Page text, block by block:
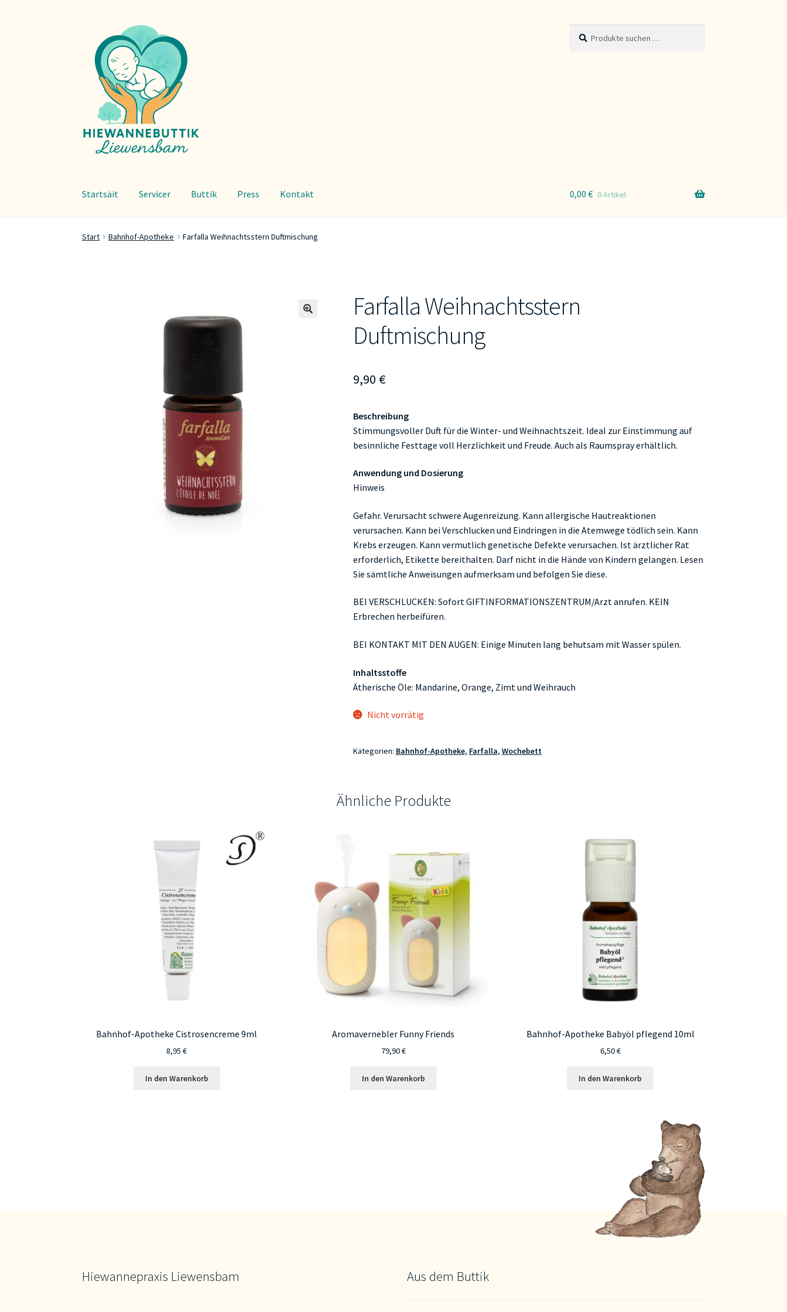
Navigation
springen
Inhalt
springen
nach:
Startsäit Servicer Buttik Press Kontakt 0,00 € 0 Artikel
Start Bahnhof-Apotheke Farfalla Weihnachtsstern Duftmischung
Farfalla Weihnachtsstern
Duftmischung
9,90 €
Beschreibung
Stimmungsvoller Duft für die Winter- und Weihnachtszeit. Ideal zur Einstimmung auf
besinnliche Festtage voll Herzlichkeit und Freude. Auch als Raumspray erhältlich.
Anwendung und Dosierung
Hinweis
Gefahr. Verursacht schwere Augenreizung. Kann allergische Hautreaktionen
verursachen. Kann bei Verschlucken und Eindringen in die Atemwege tödlich sein. Kann
Krebs erzeugen. Kann vermutlich genetische Defekte verursachen. Ist ärztlicher Rat
erforderlich, Etikette bereithalten. Darf nicht in die Hände von Kindern gelangen. Lesen
Sie sämtliche Anweisungen aufmerksam und befolgen Sie diese.
BEI VERSCHLUCKEN: Sofort GIFTINFORMATIONSZENTRUM/Arzt anrufen. KEIN
Erbrechen herbeifüren.
BEI KONTAKT MIT DEN AUGEN: Einige Minuten lang behutsam mit Wasser spülen.
Inhaltsstoffe
Ätherische Öle: Mandarine, Orange, Zimt und Weihrauch
Nicht vorrätig
Kategorien: Bahnhof-Apotheke, Farfalla, Wochebett
Ähnliche Produkte
Bahnhof-Apotheke Cistrosencreme 9ml
8,95€
In den Warenkorb
Aromavernebler Funny Friends
79,90€
In den Warenkorb
Bahnhof-Apotheke Babyöl pflegend 10ml
6,50€
In den Warenkorb
Hiewannepraxis Liewensbam Aus dem Buttik